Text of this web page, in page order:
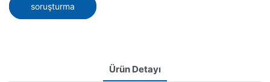
soruşturma
Ürün Detayı